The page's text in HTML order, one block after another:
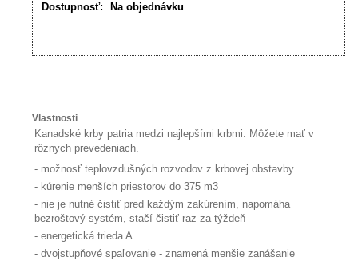
Dostupnosť: Na objednávku
Vlastnosti
Kanadské krby patria medzi najlepšími krbmi. Môžete mať v
rôznych prevedeniach.
- možnosť teplovzdušných rozvodov z krbovej obstavby
- kúrenie menších priestorov do 375 m3
- nie je nutné čistiť pred každým zakúrením, napomáha
bezroštový systém, stačí čistiť raz za týždeň
- energetická trieda A
- dvojstupňové spaľovanie - znamená menšie zanášanie